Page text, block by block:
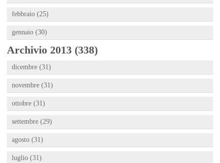
febbraio (25)
gennaio (30)
Archivio 2013 (338)
dicembre (31)
novembre (31)
ottobre (31)
settembre (29)
agosto (31)
luglio (31)